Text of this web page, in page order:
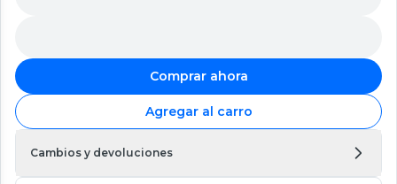
Comprar ahora
Agregar al carro
Cambios y devoluciones